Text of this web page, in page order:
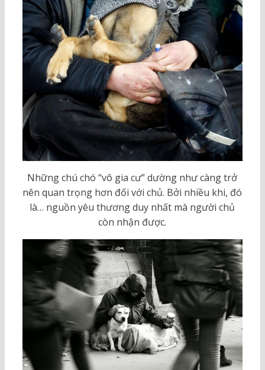
Những chú chó “vô gia cư” dường như càng trở
nên quan trọng hơn đối với chủ. Bởi nhiều khi, đó
là… nguồn yêu thương duy nhất mà người chủ
còn nhận được.